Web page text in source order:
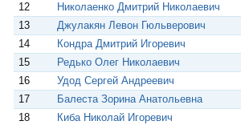
12
Николаенко Дмитрий Николаевич
13
Джулакян Левон Гюльверович
14
Кондра Дмитрий Игоревич
15
Редько Олег Николаевич
16
Удод Сергей Андреевич
17
Балеста Зорина Анатольевна
18
Киба Николай Игоревич